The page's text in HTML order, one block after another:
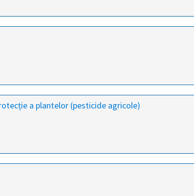
a plantelor (pesticide agricole)